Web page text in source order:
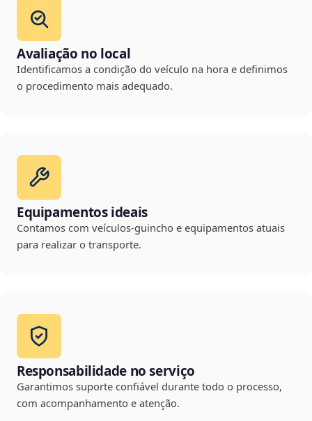
Avaliação no local
Identificamos a condição do veículo na hora e definimos
o procedimento mais adequado.
Equipamentos ideais
Contamos com veículos-guincho e equipamentos atuais
para realizar o transporte.
Responsabilidade no serviço
Garantimos suporte confiável durante todo o processo,
com acompanhamento e atenção.